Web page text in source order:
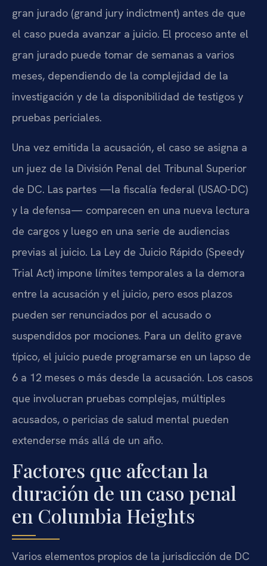
gran jurado (grand jury indictment) antes de que
el caso pueda avanzar a juicio. El proceso ante el
gran jurado puede tomar de semanas a varios
meses, dependiendo de la complejidad de la
investigación y de la disponibilidad de testigos y
pruebas periciales.
Una vez emitida la acusación, el caso se asigna a
un juez de la División Penal del Tribunal Superior
de DC. Las partes —la fiscalía federal (USAO-DC)
y la defensa— comparecen en una nueva lectura
de cargos y luego en una serie de audiencias
previas al juicio. La Ley de Juicio Rápido (Speedy
Trial Act) impone límites temporales a la demora
entre la acusación y el juicio, pero esos plazos
pueden ser renunciados por el acusado o
suspendidos por mociones. Para un delito grave
típico, el juicio puede programarse en un lapso de
6 a 12 meses o más desde la acusación. Los casos
que involucran pruebas complejas, múltiples
acusados, o pericias de salud mental pueden
extenderse más allá de un año.
Factores que afectan la
duración de un caso penal
en Columbia Heights
Varios elementos propios de la jurisdicción de DC